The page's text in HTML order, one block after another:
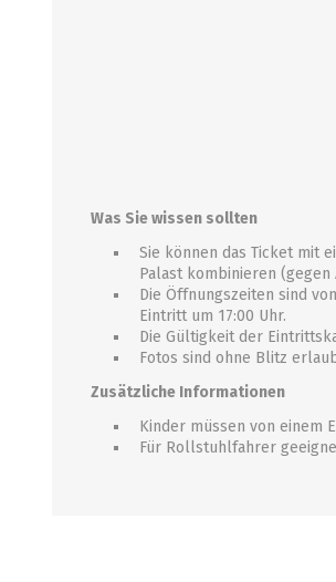
Was Sie wissen sollten
Sie können das Ticket mit
Palast kombinieren (gegen
Die Öffnungszeiten sind
Eintritt um 17:00 Uhr.
Die Gültigkeit der
Fotos sind ohne Blitz
Zusätzliche Informationen
Kinder müssen von einem
Für Rollstuhlfahrer